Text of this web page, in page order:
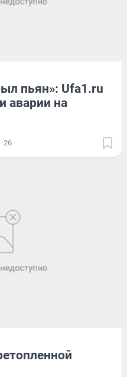
пьян»: Ufa1.ru
аварии на
26